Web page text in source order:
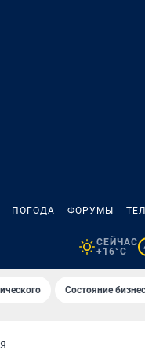
ПОГОДА ФОРУМЫ
СЕЙЧАС
+16°C
Состояние